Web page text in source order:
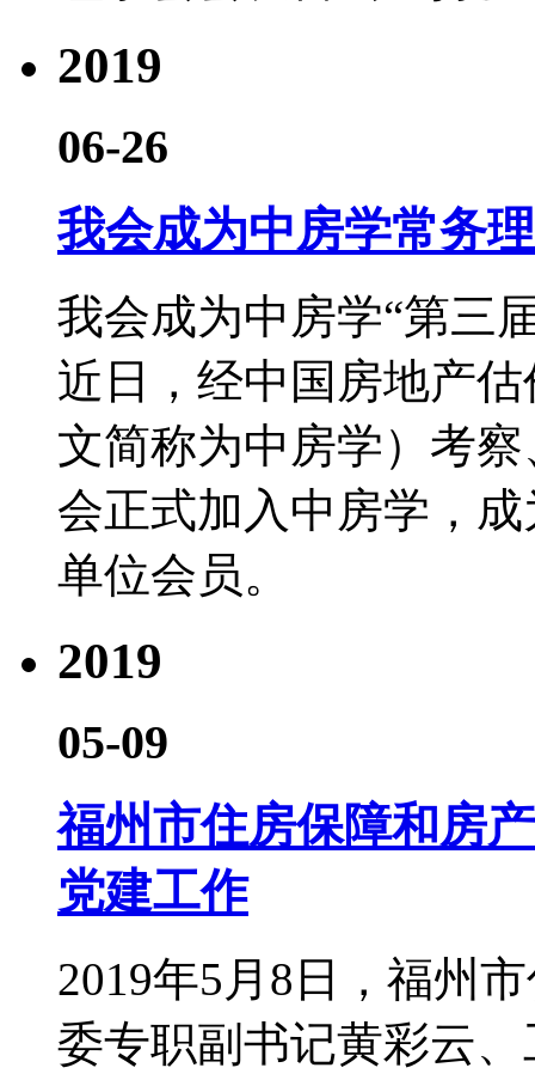
2019
06-26
我会成为中房学常务
我会成为中房学“第三
近日，经中国房地产
文简称为中房学）考
会正式加入中房学，
单位会员。
2019
05-09
福州市住房保障和房
党建工作
2019年5月8日，福州
委专职副书记黄彩云